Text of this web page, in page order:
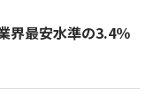
界最安水準の3.4％